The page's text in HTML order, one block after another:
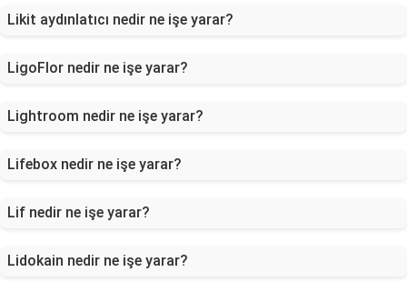
Likit aydınlatıcı nedir ne işe yarar?
LigoFlor nedir ne işe yarar?
Lightroom nedir ne işe yarar?
Lifebox nedir ne işe yarar?
Lif nedir ne işe yarar?
Lidokain nedir ne işe yarar?